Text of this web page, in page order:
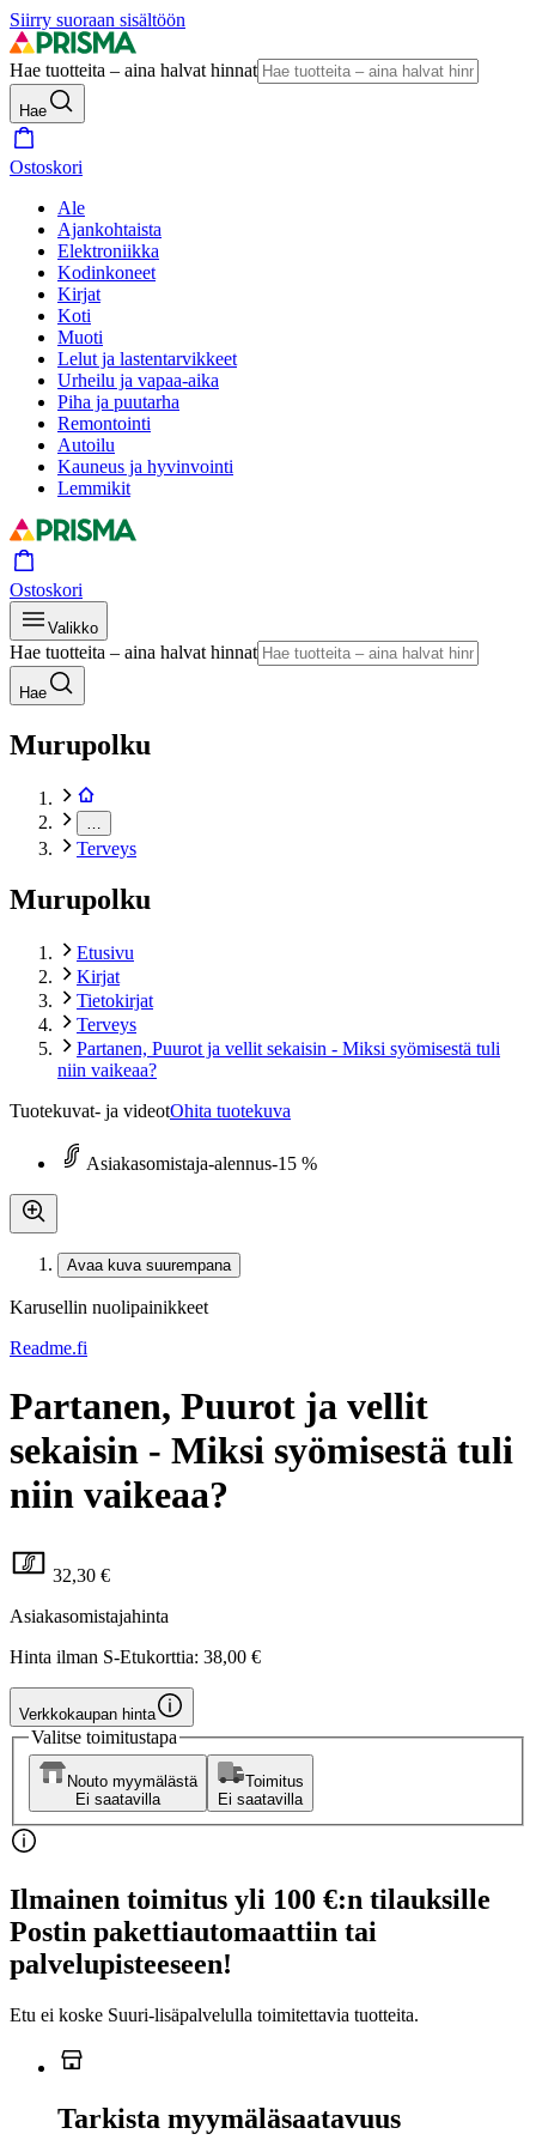
Siirry suoraan sisältöön
Hae tuotteita – aina halvat hinnat
Hae
Ostoskori
Ale
Ajankohtaista
Elektroniikka
Kodinkoneet
Kirjat
Koti
Muoti
Lelut ja lastentarvikkeet
Urheilu ja vapaa-aika
Piha ja puutarha
Remontointi
Autoilu
Kauneus ja hyvinvointi
Lemmikit
Ostoskori
Valikko
Hae tuotteita – aina halvat hinnat
Hae
Murupolku
Terveys
Murupolku
Etusivu
Kirjat
Tietokirjat
Terveys
Partanen, Puurot ja vellit sekaisin - Miksi syömisestä tuli
niin vaikeaa?
Tuotekuvat- ja videotOhita tuotekuva
Asiakasomistaja-alennus-15 %
Avaa kuva suurempana
Karusellin nuolipainikkeet
Readme.fi
Partanen, Puurot ja vellit
sekaisin - Miksi syömisestä tuli
niin vaikeaa?
32,30 €
Asiakasomistajahinta
Hinta ilman S-Etukorttia: 38,00 €
Verkkokaupan hinta
Valitse toimitustapa
Nouto myymälästä
Ei saatavilla
Toimitus
Ei saatavilla
Ilmainen toimitus yli 100 €:n tilauksille
Postin pakettiautomaattiin tai
palvelupisteeseen!
Etu ei koske Suuri‑lisäpalvelulla toimitettavia tuotteita.
Tarkista myymäläsaatavuus